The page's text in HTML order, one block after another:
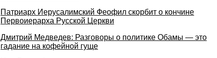
Патриарх Иерусалимский Феофил скорбит о кончине
Первоиерарха Русской Церкви
Дмитрий Медведев: Разговоры о политике Обамы — это
гадание на кофейной гуще